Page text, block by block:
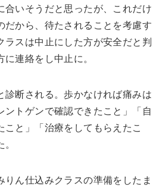
合いそうだと思ったが、これだけ
だから、待たされることを考慮す
ラスは中止にした方が安全だと判
連絡をし中止に。
診断される。歩かなければ痛みは
ントゲンで確認できたこと」「自
と」「治療をしてもらえたこ
ん仕込みクラスの準備をしたま